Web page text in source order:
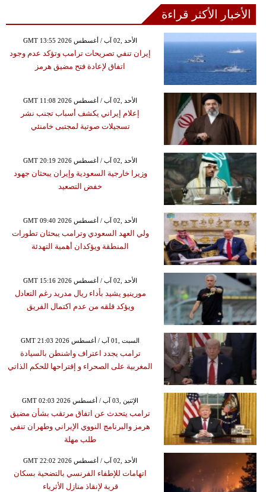
الأخبار الأكثر قراءة
GMT 13:55 2026 الأحد ,02 آب / أغسطس
إيران تنفي تصريحات ترامب وتؤكد عدم وجود
اتفاق لإعادة فتح مضيق هرمز
GMT 11:08 2026 الأحد ,02 آب / أغسطس
إعلام إيراني يكشف أسباب تجنب نشر
تسجيلات صوتية لمجتبى خامنئي
GMT 20:19 2026 الأحد ,02 آب / أغسطس
وزيرا خارجية السعودية وإيران يبحثان جهود
خفض التصعيد
GMT 09:40 2026 الأحد ,02 آب / أغسطس
ولي العهد السعودي وترامب يبحثان تطورات
المنطقة ويؤكدان أهمية التهدئة
GMT 15:16 2026 الأحد ,02 آب / أغسطس
مورينيو يشيد بأداء ريال مدريد رغم التعادل
ويؤكد قلقه من عدم اكتمال الفريق
GMT 21:03 2026 السبت ,01 آب / أغسطس
ترامب يجدد اعتراف واشنطن بالسيادة
المغربية على الصحراء و إقتراحها للحكم الذاتي
GMT 02:03 2026 الإثنين ,03 آب / أغسطس
ترامب يتحدث عن اتفاق مرتقب بشأن مضيق
هرمز والبرنامج النووي الإيراني وطهران تنفي
طلب مهلة
GMT 22:02 2026 الأحد ,02 آب / أغسطس
اتهامات للإطفاء الفرنسي بالتضحية بسكان
قرية لإنقاذ منازل الأثرياء